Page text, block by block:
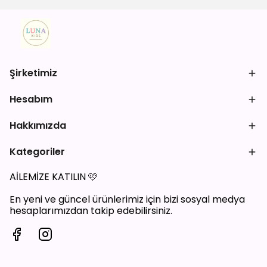
Şirketimiz
Hesabım
Hakkımızda
Kategoriler
AİLEMİZE KATILIN🩷
En yeni ve güncel ürünlerimiz için bizi sosyal medya
hesaplarımızdan takip edebilirsiniz.